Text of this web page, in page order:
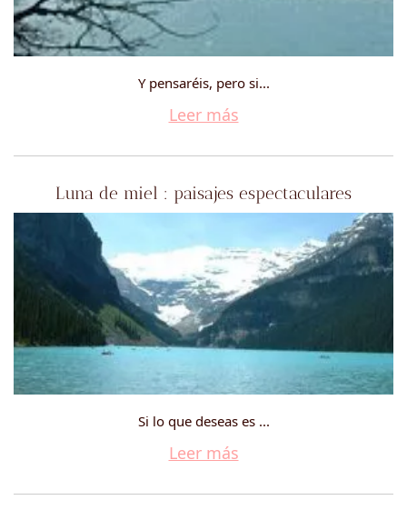
Y pensaréis, pero si...
Leer más
Luna de miel : paisajes espectaculares
Si lo que deseas es ...
Leer más